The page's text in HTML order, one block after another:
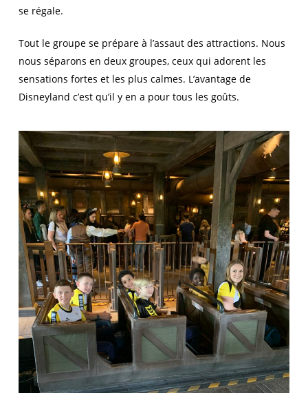
se régale.
Tout le groupe se prépare à l’assaut des attractions. Nous
nous séparons en deux groupes, ceux qui adorent les
sensations fortes et les plus calmes. L’avantage de
Disneyland c’est qu’il y en a pour tous les goûts.